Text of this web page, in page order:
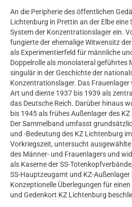
An die Peripherie des öffentlichen
Lichtenburg in Prettin an der Elbe eine
System der Konzentrationslager ein.
fungierte der ehemalige Witwensitz
als Experimentierfeld für männliche
Doppelrolle als monolateral geführtes
singulär in der Geschichte der
Konzentrationslager. Das
Art und diente 1937 bis 1939 als
das Deutsche Reich. Darüber hinaus
bis 1945 als frühes Außenlager des
Der Sammelband umfasst
und -Bedeutung des KZ Lichtenburg
Vorkriegszeit, untersucht
des Männer- und Frauenlagers und
als Kaserne der SS-
SS-Hauptzeugamt und KZ-Außenlager
Konzeptionelle Überlegungen für
und Gedenkort KZ Lichtenburg